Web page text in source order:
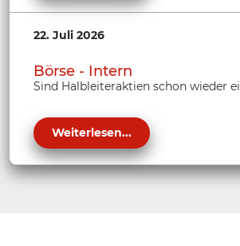
22. Juli 2026
Börse - Intern
Sind Halbleiteraktien schon wieder
Weiterlesen...